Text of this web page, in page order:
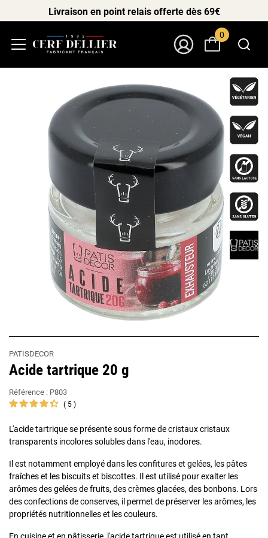
Livraison en point relais offerte dès 69€
0
PATISDECOR
Acide tartrique 20 g
Référence : P803
5
L'acide tartrique se présente sous forme de cristaux cristaux
transparents incolores solubles dans l'eau, inodores.
Il est notamment employé dans les confitures et gelées, les pâtes
fraîches et les biscuits et biscottes. Il est utilisé pour exalter les
arômes des gelées de fruits, des crèmes glacées, des bonbons. Lors
des confections de conserves, il permet de préserver les arômes, les
propriétés nutritionnelles et les couleurs.